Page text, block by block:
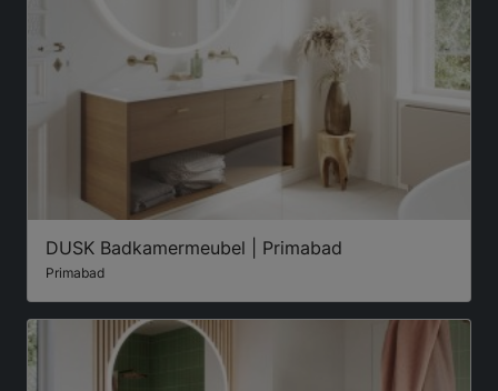
DUSK Badkamermeubel | Primabad
Primabad